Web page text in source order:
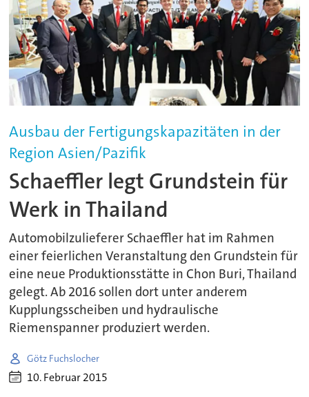
Ausbau der Fertigungskapazitäten in der
Region Asien/Pazifik
Schaeffler legt Grundstein für
Werk in Thailand
Automobilzulieferer Schaeffler hat im Rahmen
einer feierlichen Veranstaltung den Grundstein für
eine neue Produktionsstätte in Chon Buri, Thailand
gelegt. Ab 2016 sollen dort unter anderem
Kupplungsscheiben und hydraulische
Riemenspanner produziert werden.
Götz Fuchslocher
10. Februar 2015